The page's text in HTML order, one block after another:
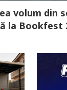
volum din
la Bookfest